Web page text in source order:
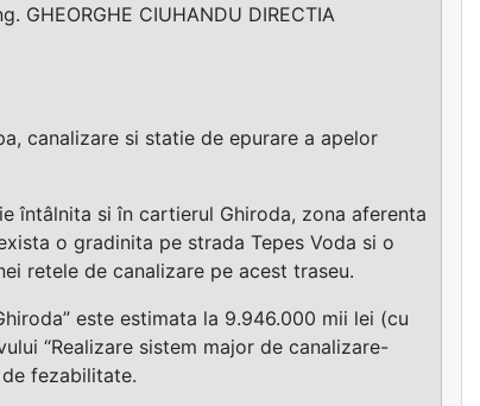
GHEORGHE CIUHANDU DIRECTIA
canalizare si statie de epurare a apelor
întâlnita si în cartierul Ghiroda, zona aferenta
o gradinita pe strada Tepes Voda si o
retele de canalizare pe acest traseu.
este estimata la 9.946.000 mii lei (cu
“Realizare sistem major de canalizare-
fezabilitate.